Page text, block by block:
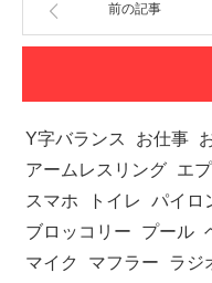
前の記事
Y字バランス お仕事
アームレスリング エ
スマホ
トイレ パイロ
ブロッコリー
プール
マイク
マフラー ラジ